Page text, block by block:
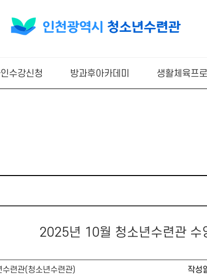
수강신청 방과후아카데미 생활체육프
2025년 10월 청소년수련관 수
수련관(청소년수련관) 작성